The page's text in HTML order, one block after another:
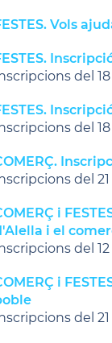
Vols
del
del
del
i
i el
del
i
del